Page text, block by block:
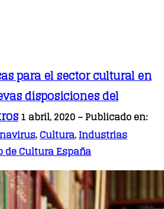
para el sector cultural en
disposiciones del
1 abril, 2020 – Publicado en:
,Cultura,Industrias
de Cultura España